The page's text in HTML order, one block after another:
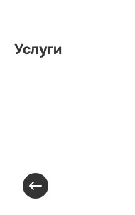
Услуги